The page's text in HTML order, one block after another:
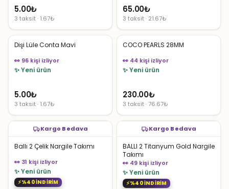
5.00₺
3 taksit · 1.67₺
65.00₺
3 taksit · 21.67₺
Dişi Lüle Conta Mavi
👀 96 kişi izliyor
✨ Yeni ürün
5.00₺
3 taksit · 1.67₺
COCO PEARLS 28MM
👀 44 kişi izliyor
✨ Yeni ürün
230.00₺
3 taksit · 76.67₺
Kargo Bedava
Ballı 2 Çelik Nargile Takımı
👀 31 kişi izliyor
✨ Yeni ürün
%40 İNDİRİM
Kargo Bedava
BALLI 2 Titanyum Gold Nargile
Takımı
👀 49 kişi izliyor
✨ Yeni ürün
%40 İNDİRİM